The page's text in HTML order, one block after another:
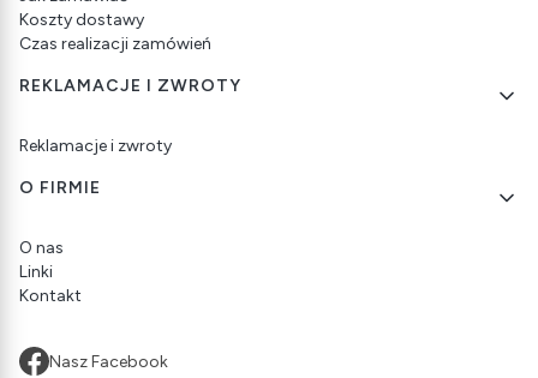
Koszty dostawy
Czas realizacji zamówień
REKLAMACJE I ZWROTY
Reklamacje i zwroty
O FIRMIE
O nas
Linki
Kontakt
Nasz Facebook